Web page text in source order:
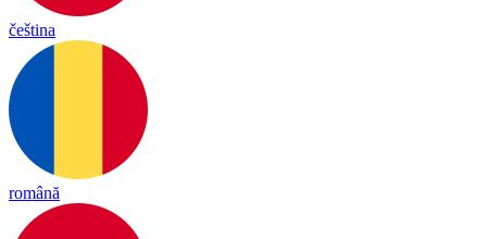
čeština
română